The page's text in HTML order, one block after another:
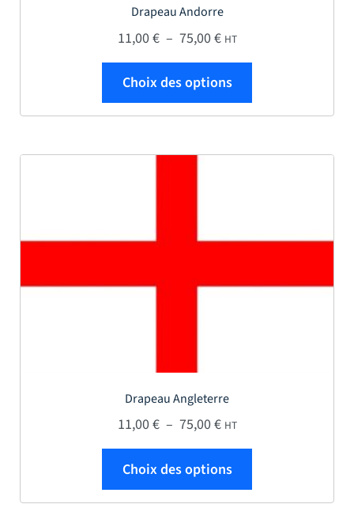
Drapeau Andorre
11,00€ – 75,00€Plage de prix : 11,00 €
HT
Choix des options
Drapeau Angleterre
11,00€ – 75,00€Plage de prix : 11,00 €
HT
Choix des options